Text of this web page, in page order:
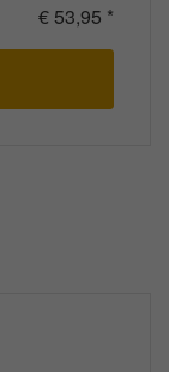
€ 53,95 *